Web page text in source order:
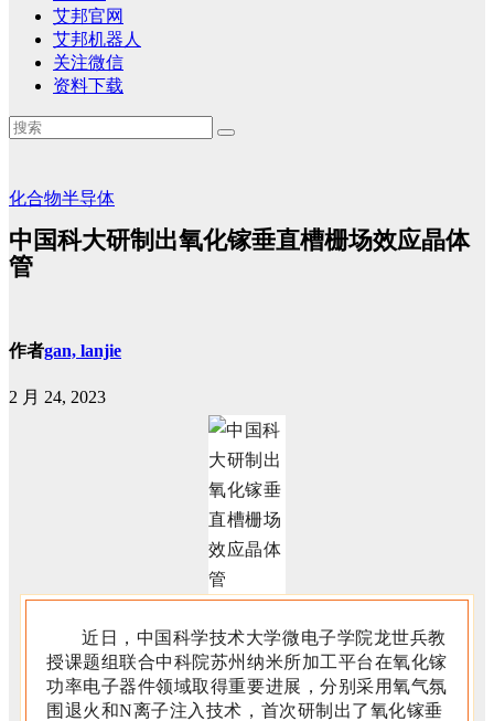
艾邦官网
艾邦机器人
关注微信
资料下载
化合物半导体
中国科大研制出氧化镓垂直槽栅场效应晶体
管
作者gan, lanjie
2 月 24, 2023
近日，中国科学技术大学微电子学院龙世兵教
授课题组联合中科院苏州纳米所加工平台在氧化镓
功率电子器件领域取得重要进展，分别采用氧气氛
围退火和N离子注入技术，首次研制出了氧化镓垂